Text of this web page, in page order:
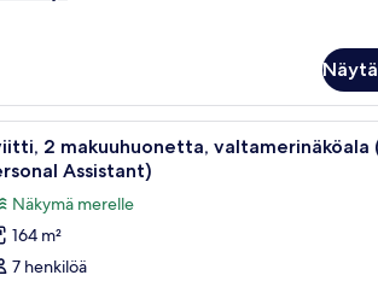
työpöytä ja näköala rannalle.Moderni
13
2 makuuhuonetta, valtamerinäköala
Assistant)
Näkymä merelle
164 m²
7 henkilöä